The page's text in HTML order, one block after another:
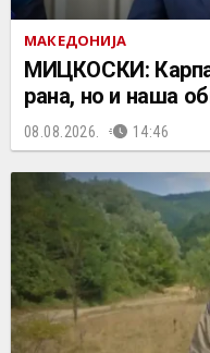
МАКЕДОНИЈА
МИЦКОСКИ:
рана, но и наша
08.08.2026. 14:46